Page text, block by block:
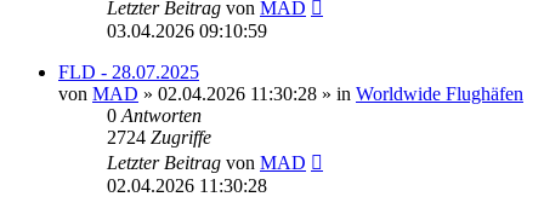
Letzter Beitrag von MAD
03.04.2026 09:10:59
FLD - 28.07.2025
von MAD » 02.04.2026 11:30:28 » in Worldwide Flughäfen
0 Antworten
2724 Zugriffe
Letzter Beitrag von MAD
02.04.2026 11:30:28